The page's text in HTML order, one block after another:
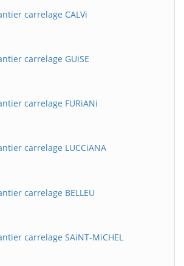
carrelage CALVi
carrelage GUiSE
carrelage FURiANi
carrelage LUCCiANA
carrelage BELLEU
carrelage SAiNT-MiCHEL